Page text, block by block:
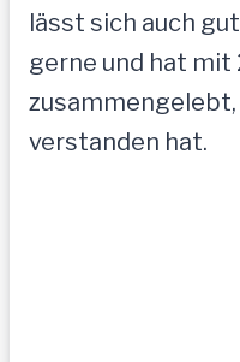
lässt sich auch
gerne und hat mit
verstanden hat.